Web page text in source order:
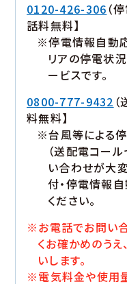
0120-426-306 （
話料無料】
※停電情報自動
リアの停電状
ービスです。
0800-777-9432
料無料】
※台風等による
（送配電コー
い合わせが大
付・停電情報
ください。
※お電話でお問い
くお確かめのう
いします。
※電気料金や使用